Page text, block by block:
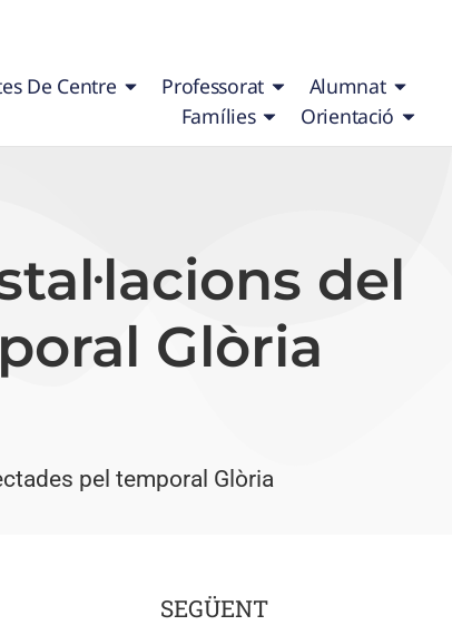
De Centre Professorat
Alumnat
Famílies
Orientació
del
Glòria
pel temporal Glòria
SEGÜENT